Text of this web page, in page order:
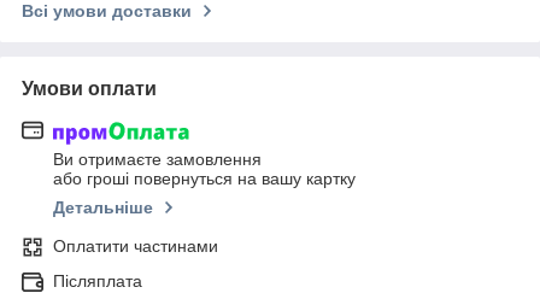
Всі умови доставки
Умови оплати
Ви отримаєте замовлення
або гроші повернуться на вашу картку
Детальніше
Оплатити частинами
Післяплата